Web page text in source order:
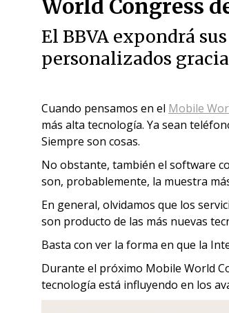
World Congress
El BBVA expondrá
personalizados
Cuando pensamos en el Mobile
más alta tecnología. Ya sean
Siempre son cosas.
No obstante, también el software
son, probablemente, la muestra
En general, olvidamos que los
son producto de las más nuevas
Basta con ver la forma en que la
Durante el próximo Mobile World
tecnología está influyendo en los